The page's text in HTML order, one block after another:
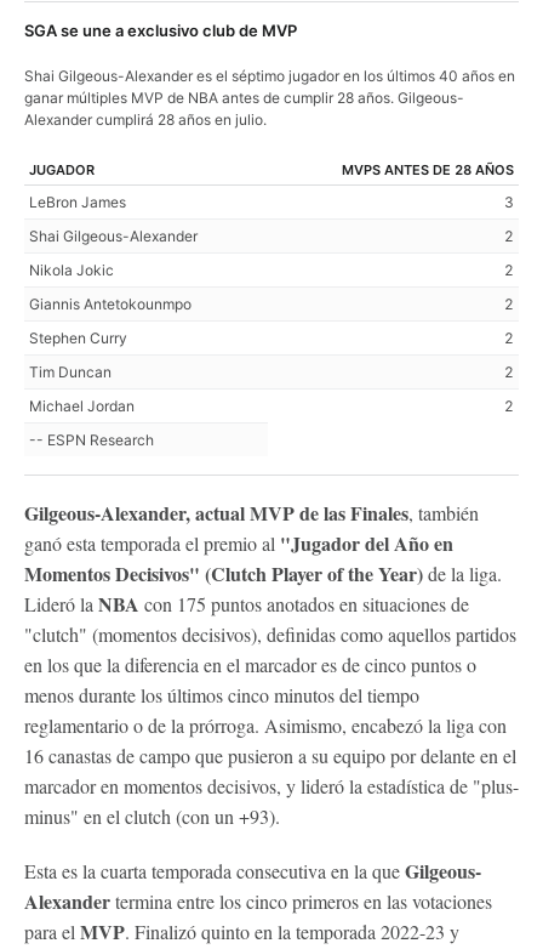
SGA se une a exclusivo club de MVP
Shai Gilgeous-Alexander es el séptimo jugador en los últimos 40 años en
ganar múltiples MVP de NBA antes de cumplir 28 años. Gilgeous-
Alexander cumplirá 28 años en julio.
JUGADOR MVPS ANTES DE 28 AÑOS
LeBron James
3
Shai Gilgeous-Alexander
2
Nikola Jokic
2
Giannis Antetokounmpo
2
Stephen Curry
2
Tim Duncan
2
Michael Jordan
2
-- ESPN Research
Gilgeous-Alexander, actual MVP de las Finales, también
ganó esta temporada el premio al "Jugador del Año en
Momentos Decisivos" (Clutch Player of the Year)de la liga.
Lideró la NBA con 175 puntos anotados en situaciones de
"clutch" (momentos decisivos), definidas como aquellos partidos
en los que la diferencia en el marcador es de cinco puntos o
menos durante los últimos cinco minutos del tiempo
reglamentario o de la prórroga. Asimismo, encabezó la liga con
16 canastas de campo que pusieron a su equipo por delante en el
marcador en momentos decisivos, y lideró la estadística de "plus-
minus" en el clutch (con un +93).
Esta es la cuarta temporada consecutiva en la queGilgeous-
Alexandertermina entre los cinco primeros en las votaciones
para el MVP. Finalizó quinto en la temporada 2022-23 y